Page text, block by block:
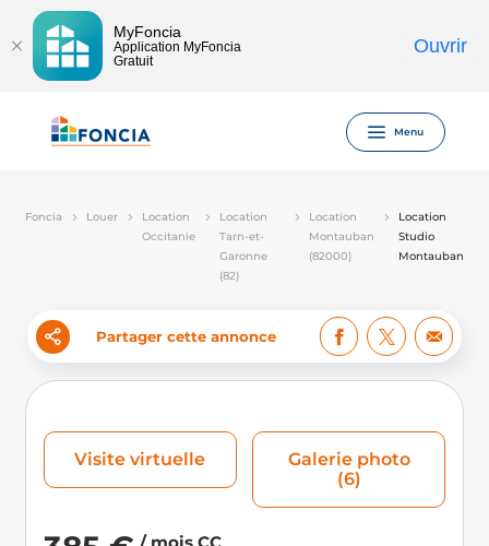
MyFoncia
Application MyFoncia
Gratuit
Ouvrir
Menu
Foncia Louer
Location
Occitanie
Location
Tarn-et-
Garonne
(82)
Location
Montauban
(82000)
Location
Studio
Montauban
Partager cette annonce
Visite virtuelle
Galerie photo
(6)